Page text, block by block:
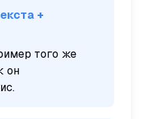
+
того же
он